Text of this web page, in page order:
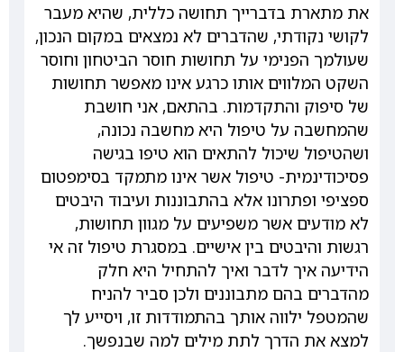
את מתארת בדברייך תחושה כללית, שהיא מעבר
לקושי נקודתי, שהדברים לא נמצאים במקום הנכון,
שעולמך הפנימי על תחושות חוסר הביטחון וחוסר
השקט המלווים אותו כרגע אינו מאפשר תחושות
של סיפוק והתקדמות. בהתאם, אני חושבת
שהמחשבה על טיפול היא מחשבה נכונה,
ושהטיפול שיכול להתאים הוא טיפו בגישה
פסיכודינמית- טיפול אשר אינו מתמקד בסימפטום
ספציפי ופתרונו אלא בהתבוננות ועיבוד היבטים
לא מודעים אשר משפיעים על מגוון תחושות,
רגשות והיבטים בין אישיים. במסגרת טיפול זה אי
הידיעה איך לדבר ואיך להתחיל היא חלק
מהדברים בהם מתבוננים ולכן סביר להניח
שהמטפל ילווה אותך בהתמודדות זו, ויסייע לך
למצא את הדרך לתת מילים למה שבנפשך.